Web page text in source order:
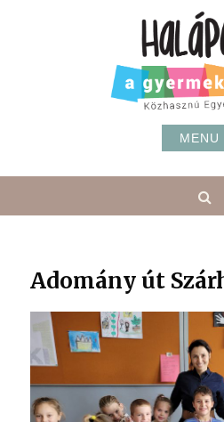
MENU
Adomány út